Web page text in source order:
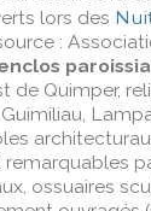
lors des
:
de Quimper,
ossuaires